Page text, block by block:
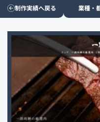
制作実績へ戻る 業種・